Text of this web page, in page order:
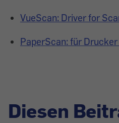
VueScan: Driver for
PaperScan: für
Diesen